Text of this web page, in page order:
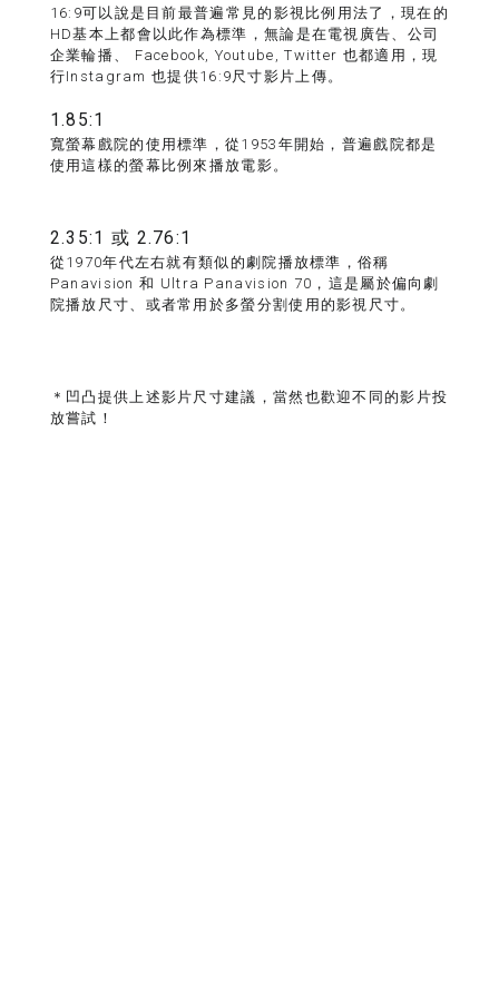
16:9可以說是目前最普遍常見的影視比例用法了，現在的
HD基本上都會以此作為標準，無論是在電視廣告、公司
企業輪播、 Facebook, Youtube, Twitter 也都適用，現
行Instagram 也提供16:9尺寸影片上傳。
1.85:1
寬螢幕戲院的使用標準，從1953年開始，普遍戲院都是
使用這樣的螢幕比例來播放電影。
2.35:1 或 2.76:1
從1970年代左右就有類似的劇院播放標準，俗稱
Panavision 和 Ultra Panavision 70，這是屬於偏向劇
院播放尺寸、或者常用於多螢分割使用的影視尺寸。
＊凹凸提供上述影片尺寸建議，當然也歡迎不同的影片投
放嘗試！